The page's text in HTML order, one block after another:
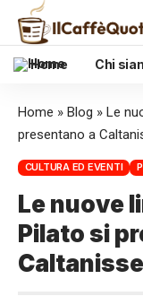
Home Chi
Home » Blog » Le
presentano a
CULTURA ED EVENTI
Le nuove
Pilato si